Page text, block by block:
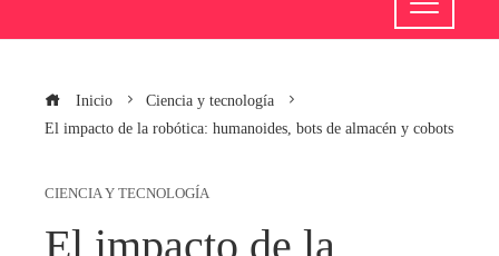
Inicio
Ciencia y tecnología
El impacto de la robótica: humanoides, bots de almacén y cobots
CIENCIA Y TECNOLOGÍA
El impacto de la